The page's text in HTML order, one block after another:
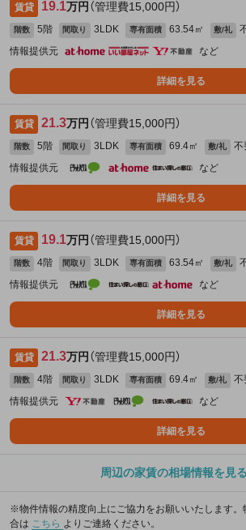
賃貸 19.1万円 （管理費15,000円）
階数 5階 間取り 3LDK 専有面積 63.54㎡ 敷/礼
情報提供元
など
詳細を見る
賃貸 21.3万円 （管理費15,000円）
階数 5階 間取り 3LDK 専有面積 69.4㎡ 敷/礼
不
情報提供元
など
詳細を見る
賃貸 19.1万円 （管理費15,000円）
階数 4階 間取り 3LDK 専有面積 63.54㎡ 敷/礼
情報提供元
など
詳細を見る
賃貸 21.3万円 （管理費15,000円）
階数 4階 間取り 3LDK 専有面積 69.4㎡ 敷/礼
不
情報提供元
など
詳細を見る
周辺の家賃の相場情報を見る
※物件情報の精度向上にご協力をお願いいたします。
合は こちら よりご連絡ください。